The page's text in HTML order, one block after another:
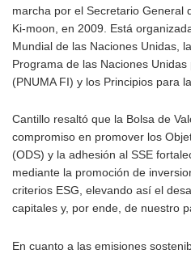
marcha por el Secretario General
Ki-moon, en 2009. Está
Mundial de las Naciones Unidas,
Programa de las Naciones
(PNUMA FI) y los Principios para
Cantillo resaltó que la Bolsa de
compromiso en promover los
(ODS) y la adhesión al SSE
mediante la promoción de
criterios ESG, elevando así el
capitales y, por ende, de nuestro
En cuanto a las emisiones